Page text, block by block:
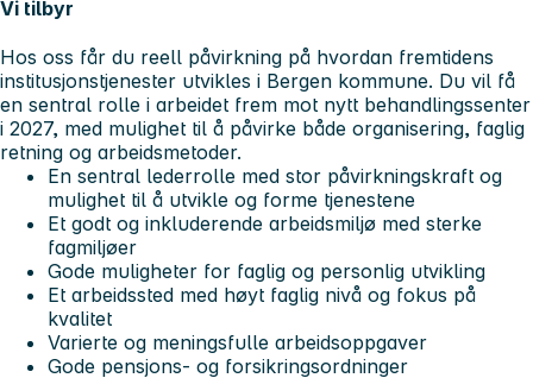
Vi tilbyr
Hos oss får du reell påvirkning på hvordan fremtidens
institusjonstjenester utvikles i Bergen kommune. Du vil få
en sentral rolle i arbeidet frem mot nytt behandlingssenter
i 2027, med mulighet til å påvirke både organisering, faglig
retning og arbeidsmetoder.
En sentral lederrolle med stor påvirkningskraft og
mulighet til å utvikle og forme tjenestene
Et godt og inkluderende arbeidsmiljø med sterke
fagmiljøer
Gode muligheter for faglig og personlig utvikling
Et arbeidssted med høyt faglig nivå og fokus på
kvalitet
Varierte og meningsfulle arbeidsoppgaver
Gode pensjons- og forsikringsordninger